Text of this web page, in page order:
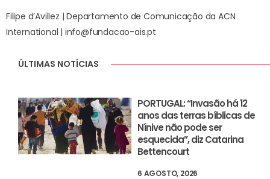
Filipe d’Avillez | Departamento de Comunicação da ACN
International | info@fundacao-ais.pt
ÚLTIMAS NOTÍCIAS
PORTUGAL: “Invasão há 12
anos das terras bíblicas de
Nínive não pode ser
esquecida”, diz Catarina
Bettencourt
6 AGOSTO, 2026